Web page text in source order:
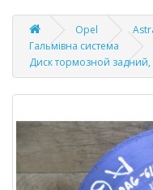
Opel
Гальмівна система
Диск тормозной задний,